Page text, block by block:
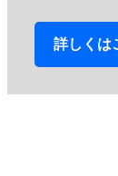
詳しくは​